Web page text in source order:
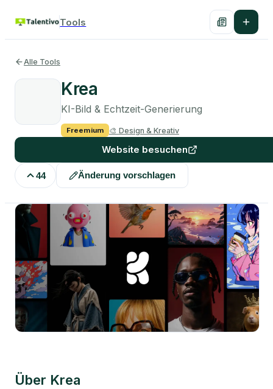
Tools
Alle Tools
Krea
KI-Bild & Echtzeit-Generierung
Freemium 🎨 Design & Kreativ
Website besuchen
44 Änderung vorschlagen
Über Krea